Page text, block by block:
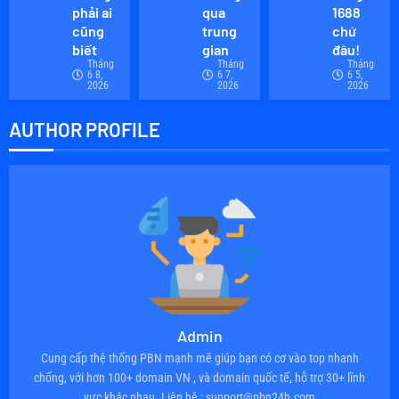
phải ai
cũng
biết
Tháng
6 8,
2026
qua
trung
gian
Tháng
6 7,
2026
1688
chứ
đâu!
Tháng
6 5,
2026
AUTHOR PROFILE
Admin
Cung cấp thệ thống PBN mạnh mẽ giúp bạn có cơ vào top nhanh
chống, với hơn 100+ domain VN , và domain quốc tế, hỗ trợ 30+ lĩnh